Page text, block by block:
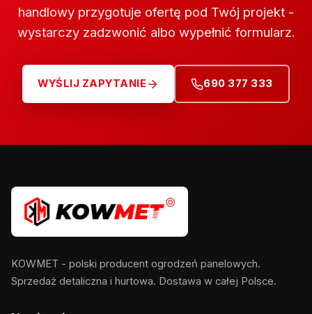
handlowy przygotuje ofertę pod Twój projekt -
wystarczy zadzwonić albo wypełnić formularz.
WYŚLIJ ZAPYTANIE 690 377 333
KOWMET - polski producent ogrodzeń panelowych.
Sprzedaż detaliczna i hurtowa. Dostawa w całej Polsce.